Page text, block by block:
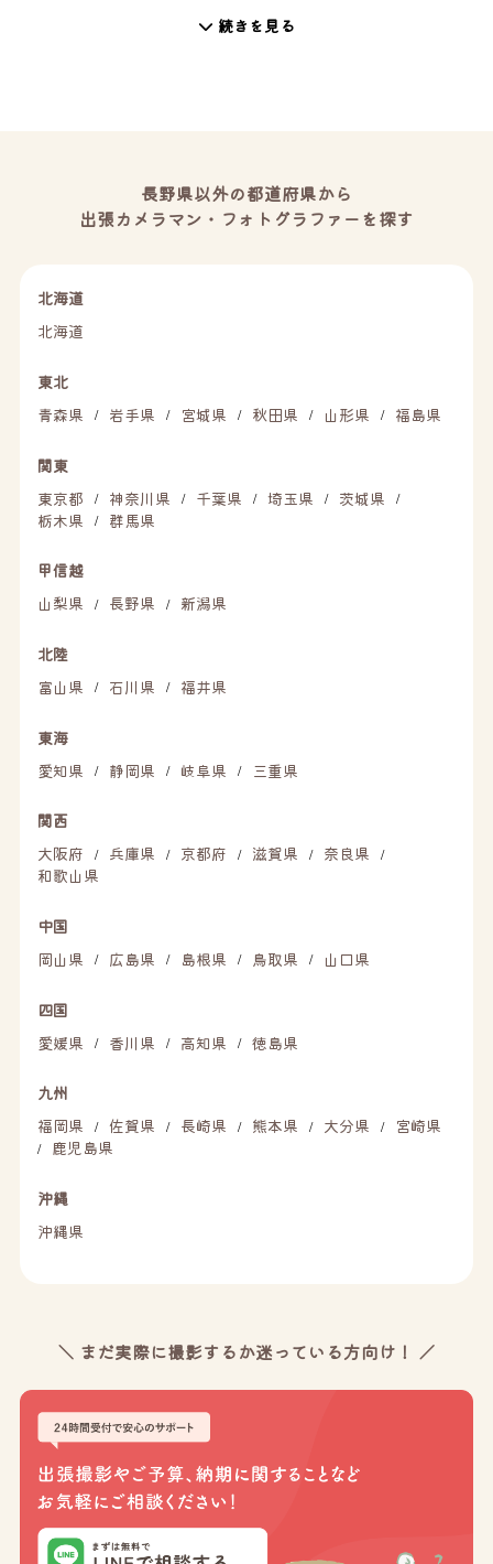
続きを見る
長野県以外の都道府県から
出張カメラマン・フォトグラファーを探す
北海道
北海道
東北
青森県
/ 岩手県 / 宮城県 / 秋田県 / 山形県 / 福島県
関東
東京都
/ 神奈川県 / 千葉県 / 埼玉県 / 茨城県 /
栃木県 / 群馬県
甲信越
山梨県
/ 長野県 / 新潟県
北陸
富山県
/ 石川県 / 福井県
東海
愛知県
/ 静岡県 / 岐阜県 / 三重県
関西
大阪府
/ 兵庫県 / 京都府 / 滋賀県 / 奈良県 /
和歌山県
中国
岡山県
/ 広島県 / 島根県 / 鳥取県 / 山口県
四国
愛媛県
/ 香川県 / 高知県 / 徳島県
九州
福岡県
/ 佐賀県 / 長崎県 / 熊本県 / 大分県 / 宮崎県
/ 鹿児島県
沖縄
沖縄県
＼ まだ実際に撮影するか迷っている方向け！ ／